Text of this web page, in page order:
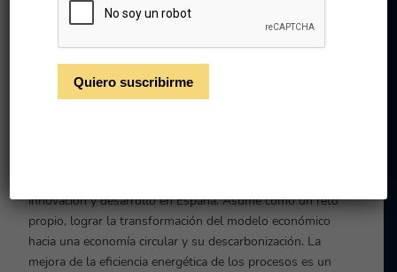
Estos son los avances en sostenibilidad de algunos de los
El sector alimentario tiene un papel estratégico en España,
queriendo establecer medidas que mejoren la gestión de
innovación y desarrollo en España. Asume como un reto
propio, lograr la transformación del modelo económico
hacia una economía circular y su descarbonización. La
mejora de la eficiencia energética de los procesos es un